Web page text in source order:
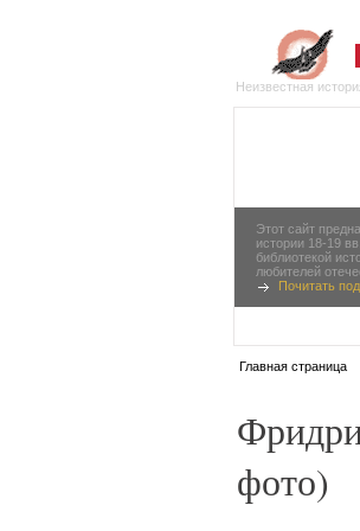
Неизвестная
Этот сайт
истории 18-19
библиотекой
любителей
Почитать
Главная страница
фото)